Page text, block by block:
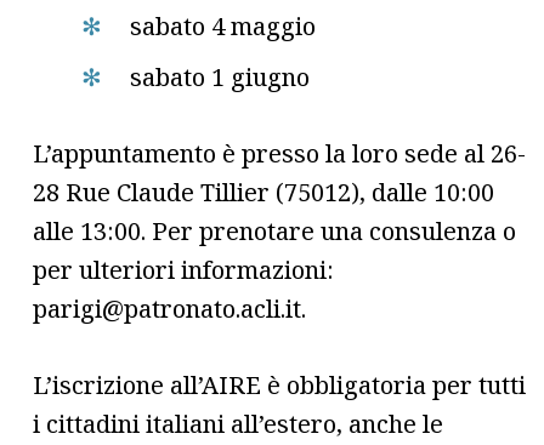
sabato 4 maggio
sabato 1 giugno
L’appuntamento è presso la loro sede al 26-
28 Rue Claude Tillier (75012), dalle 10:00
alle 13:00. Per prenotare una consulenza o
per ulteriori informazioni:
parigi@patronato.acli.it.
L’iscrizione all’AIRE è obbligatoria per tutti
i cittadini italiani all’estero, anche le